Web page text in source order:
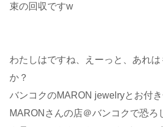
束の回収ですw
わたしはですね、えーっと、あれ
か？
バンコクのMARON jewelryとお付き
MARONさんの店＠バンコクで恐ろ